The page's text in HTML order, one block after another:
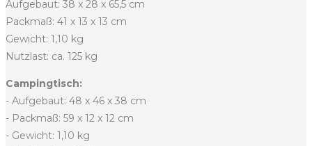
Aufgebaut: 38 x 28 x 65,5 cm
Packmaß: 41 x 13 x 13 cm
Gewicht: 1,10 kg
Nutzlast: ca. 125 kg
Campingtisch:
- Aufgebaut: 48 x 46 x 38 cm
- Packmaß: 59 x 12 x 12 cm
- Gewicht: 1,10 kg